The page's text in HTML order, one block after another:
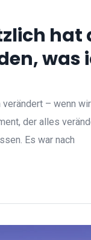
hat
was
– wenn
der alles
Es war nach